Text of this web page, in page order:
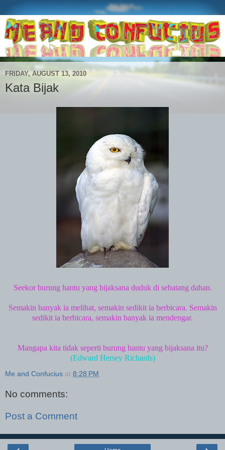
FRIDAY, AUGUST 13, 2010
Kata Bijak
Seekor burung hantu yang bijaksana duduk di sebatang dahan.
Semakin banyak ia melihat, semakin sedikit ia berbicara. Semakin
sedikit ia berbicara, semakin banyak ia mendengar.
Mangapa kita tidak seperti burung hantu yang bijaksana itu?
(Edward Hersey Richards)
Me and Confucius at 8:28 PM
No comments:
Post a Comment